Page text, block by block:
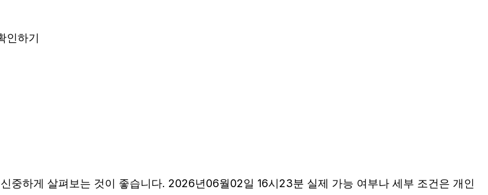
인하기
중하게 살펴보는 것이 좋습니다. 2026년06월02일 16시23분 실제 가능 여부나 세부 조건은 개인